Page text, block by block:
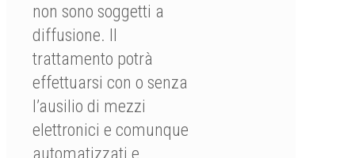
non sono soggetti a
diffusione. Il
trattamento potrà
effettuarsi con o senza
l’ausilio di mezzi
elettronici e comunque
automatizzati e